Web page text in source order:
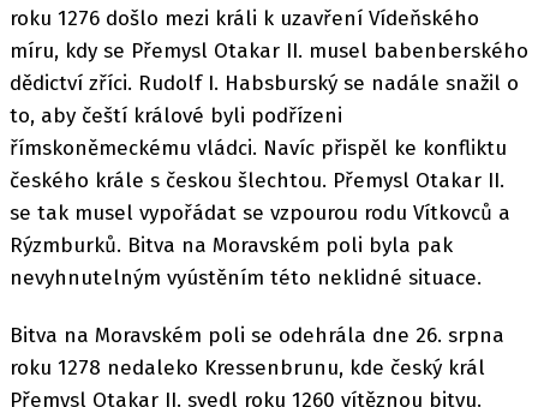
roku 1276 došlo mezi králi k uzavření Vídeňského
míru, kdy se Přemysl Otakar II. musel babenberského
dědictví zříci. Rudolf I. Habsburský se nadále snažil o
to, aby čeští králové byli podřízeni
římskoněmeckému vládci. Navíc přispěl ke konfliktu
českého krále s českou šlechtou. Přemysl Otakar II.
se tak musel vypořádat se vzpourou rodu Vítkovců a
Rýzmburků. Bitva na Moravském poli byla pak
nevyhnutelným vyústěním této neklidné situace.
Bitva na Moravském poli se odehrála dne 26. srpna
roku 1278 nedaleko Kressenbrunu, kde český král
Přemysl Otakar II. svedl roku 1260 vítěznou bitvu.